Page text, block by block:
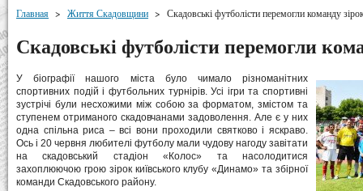
Главная > Життя Скадовщини > Скадовські футболісти перемогли команду
Скадовські футболісти перемогли
У біографії нашого міста було чимало різноманітних
спортивних подій і футбольних турнірів. Усі ігри та спортивні
зустрічі були несхожими між собою за форматом, змістом та
ступенем отриманого скадовчанами задоволення. Але є у них
одна спільна риса – всі вони проходили святково і яскраво.
Ось і 20 червня любителі футболу мали чудову нагоду завітати
на скадовський стадіон «Колос» та насолодитися
захоплюючою грою зірок київського клубу «Динамо» та збірної
команди Скадовського району.